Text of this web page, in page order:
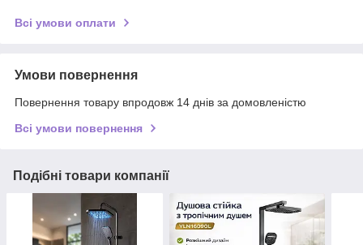
Всі умови оплати
Умови повернення
Повернення товару впродовж 14 днів за домовленістю
Всі умови повернення
Подібні товари компанії